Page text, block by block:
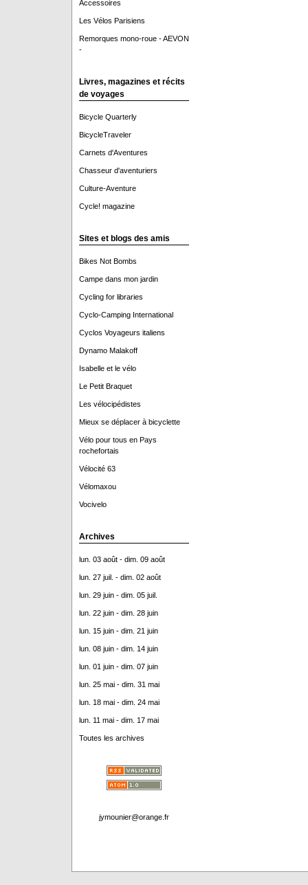
Accessoires
Les Vélos Parisiens
Remorques mono-roue - AEVON
-
Livres, magazines et récits
de voyages
Bicycle Quarterly
BicycleTraveler
Carnets d'Aventures
Chasseur d'aventuriers
Culture-Aventure
Cycle! magazine
Sites et blogs des amis
Bikes Not Bombs
Campe dans mon jardin
Cycling for libraries
Cyclo-Camping International
Cyclos Voyageurs italiens
Dynamo Malakoff
Isabelle et le vélo
Le Petit Braquet
Les vélocipédistes
Mieux se déplacer à bicyclette
Vélo pour tous en Pays
rochefortais
Vélocité 63
Vélomaxou
Vocivelo
Archives
lun. 03 août - dim. 09 août
lun. 27 juil. - dim. 02 août
lun. 29 juin - dim. 05 juil.
lun. 22 juin - dim. 28 juin
lun. 15 juin - dim. 21 juin
lun. 08 juin - dim. 14 juin
lun. 01 juin - dim. 07 juin
lun. 25 mai - dim. 31 mai
lun. 18 mai - dim. 24 mai
lun. 11 mai - dim. 17 mai
Toutes les archives
jymounier@orange.fr